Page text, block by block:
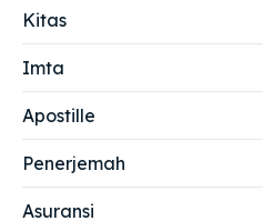
Kitas
Imta
Apostille
Penerjemah
Asuransi